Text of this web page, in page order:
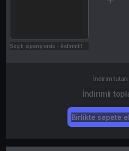
Seçili siparişlerde - İndirimli!
İndirim tutarı
İndirimli
Birlikte sepete